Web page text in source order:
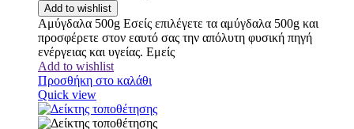
Add to wishlist
Αμύγδαλα 500g Εσείς επιλέγετε τα αμύγδαλα 500g και
προσφέρετε στον εαυτό σας την απόλυτη φυσική πηγή
ενέργειας και υγείας. Εμείς
Add to wishlist
Προσθήκη στο καλάθι
Quick view